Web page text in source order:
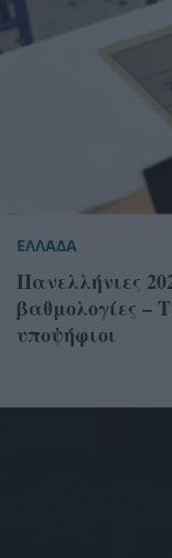
ΕΛΛΑΔΑ
Πανελλήνιες
βαθμολογίες –
υποψήφιοι